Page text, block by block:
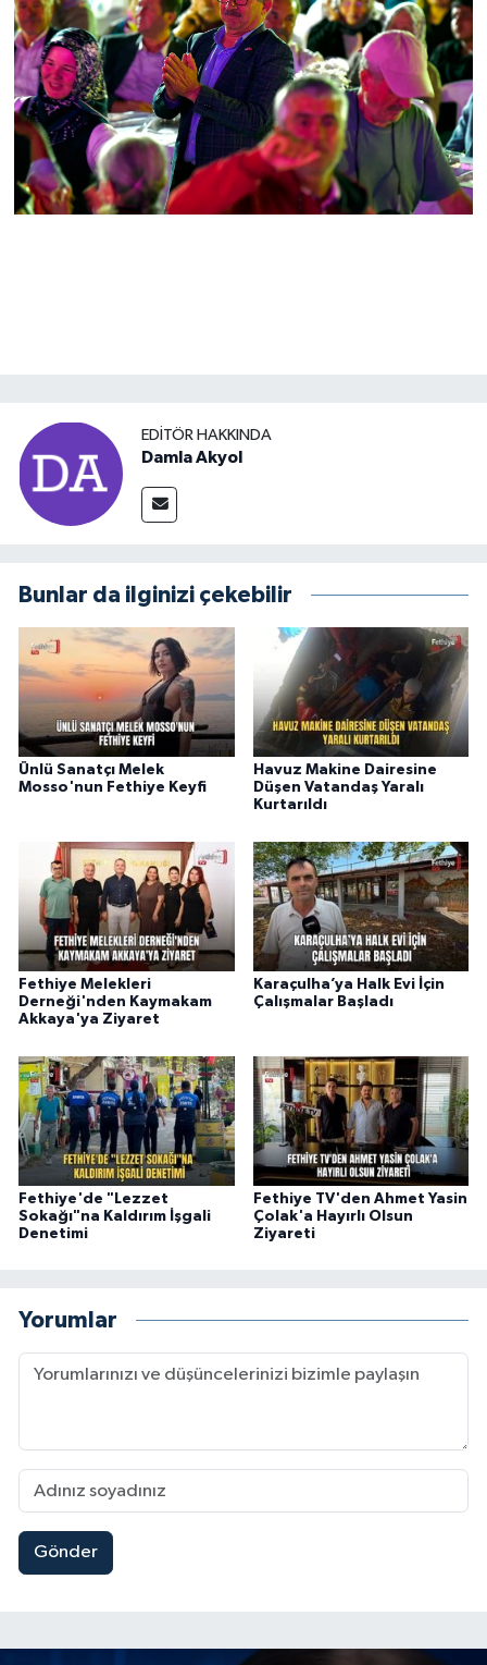
EDITÖR HAKKINDA
Damla Akyol
Bunlar da ilginizi çekebilir
Ünlü Sanatçı Melek
Mosso'nun Fethiye Keyfi
Havuz Makine Dairesine
Düşen Vatandaş Yaralı
Kurtarıldı
Fethiye Melekleri
Derneği'nden Kaymakam
Akkaya'ya Ziyaret
Karaçulha’ya Halk Evi İçin
Çalışmalar Başladı
Fethiye'de "Lezzet
Sokağı"na Kaldırım İşgali
Denetimi
Fethiye TV'den Ahmet Yasin
Çolak'a Hayırlı Olsun
Ziyareti
Yorumlar
Gönder